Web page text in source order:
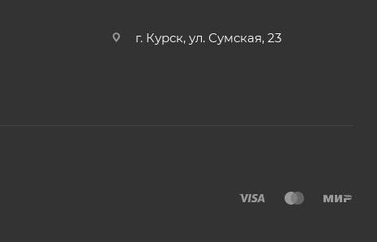
г. Курск, ул. Сумская, 23